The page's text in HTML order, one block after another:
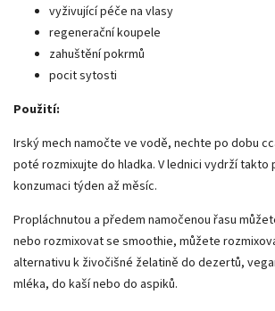
vyživující péče na vlasy
regenerační koupele
zahuštění pokrmů
pocit sytosti
Použití:
Irský mech namočte ve vodě, nechte po dobu
poté rozmixujte do hladka. V lednici vydrží takto
konzumaci týden až měsíc.
Propláchnutou a předem namočenou řasu
nebo rozmixovat se smoothie, můžete
alternativu k živočišné želatině do dezertů,
mléka, do kašínebo do aspiků.